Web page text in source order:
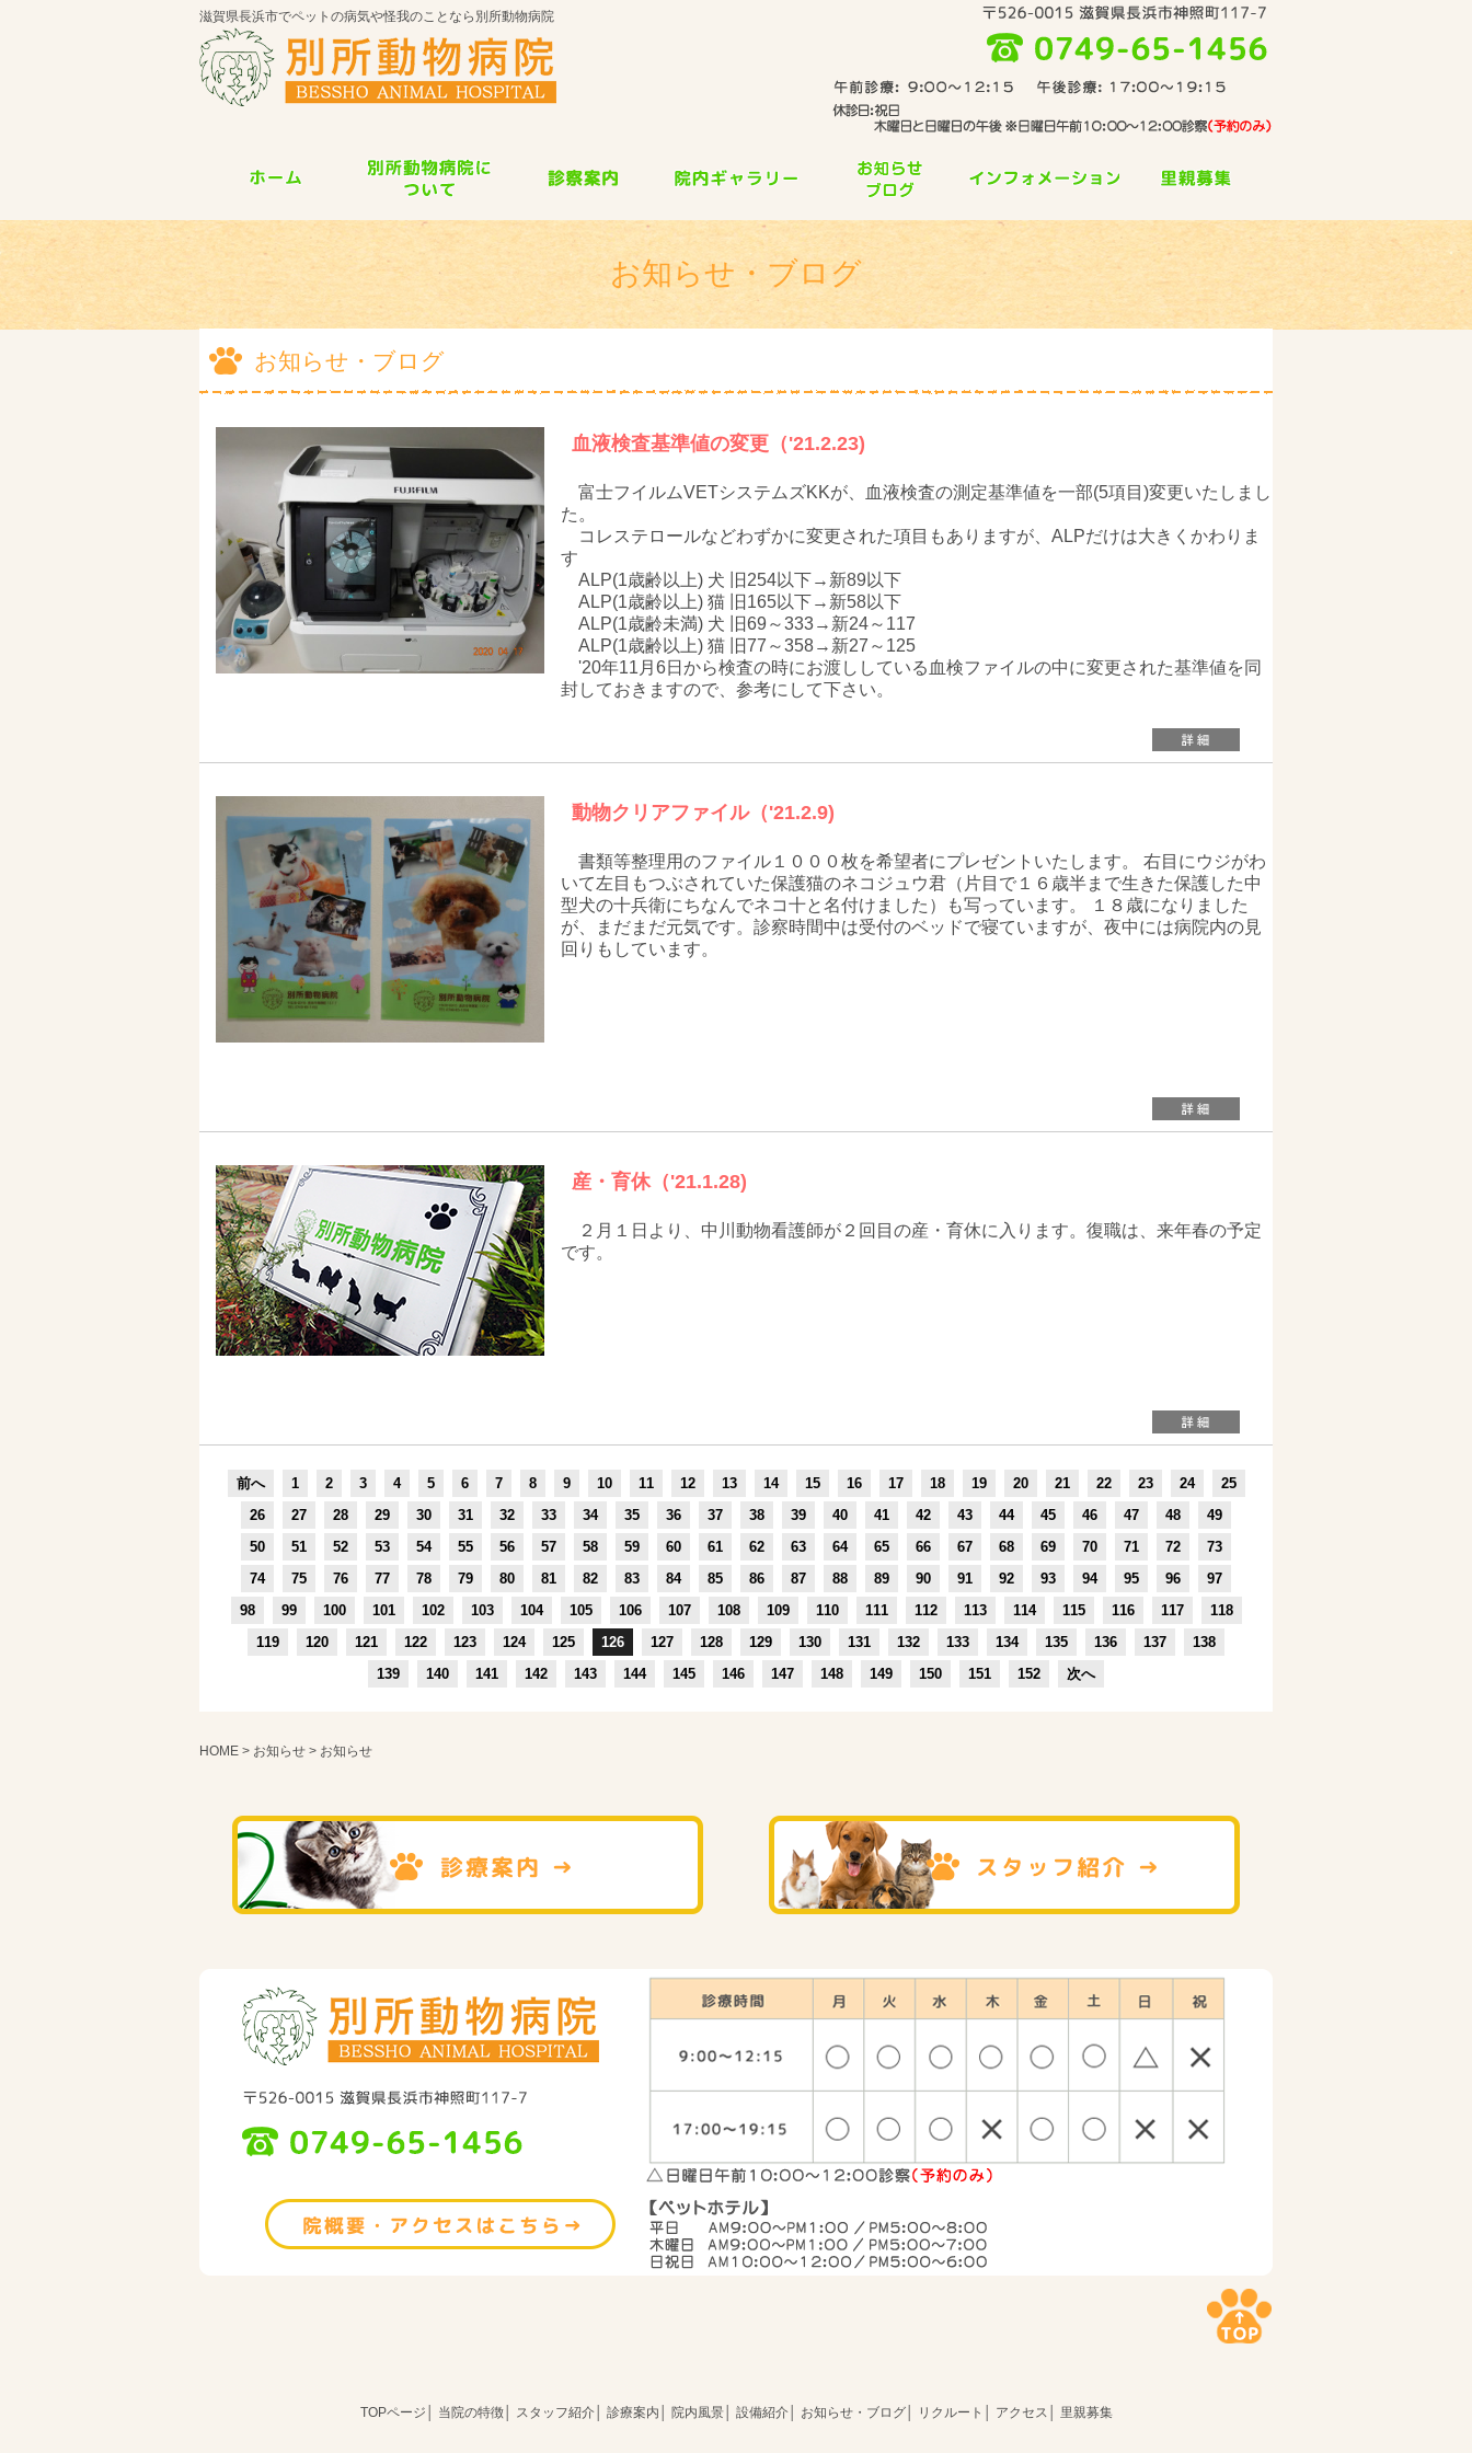
滋賀県長浜市でペットの病気や怪我のことなら別所動物病院
お知らせ・ブログ
お知らせ・ブログ
血液検査基準値の変更（'21.2.23)
富士フイルムVETシステムズKKが、血液検査の測定基準値を一部(5項目)変更いたしまし
た。
コレステロールなどわずかに変更された項目もありますが、ALPだけは大きくかわりま
す
ALP(1歳齢以上) 犬 旧254以下→新89以下
ALP(1歳齢以上) 猫 旧165以下→新58以下
ALP(1歳齢未満) 犬 旧69～333→新24～117
ALP(1歳齢以上) 猫 旧77～358→新27～125
'20年11月6日から検査の時にお渡ししている血検ファイルの中に変更された基準値を同
封しておきますので、参考にして下さい。
動物クリアファイル（'21.2.9)
書類等整理用のファイル１０００枚を希望者にプレゼントいたします。 右目にウジがわ
いて左目もつぶされていた保護猫のネコジュウ君（片目で１６歳半まで生きた保護した中
型犬の十兵衛にちなんでネコ十と名付けました）も写っています。 １８歳になりました
が、まだまだ元気です。診察時間中は受付のベッドで寝ていますが、夜中には病院内の見
回りもしています。
産・育休（'21.1.28)
２月１日より、中川動物看護師が２回目の産・育休に入ります。復職は、来年春の予定
です。
前へ 1 2 3 4 5 6 7 8 9 10 11 12 13 14 15 16 17 18 19 20 21 22 23 24
25
26
27 28 29 30 31 32 33 34 35 36 37 38 39 40 41 42 43 44 45 46 47 48
49
50
51 52 53 54 55 56 57 58 59 60 61 62 63 64 65 66 67 68 69 70 71 72
73
74
75 76 77 78 79 80 81 82 83 84 85 86 87 88 89 90 91 92 93 94 95 96
97
98
99 100 101 102 103 104 105 106 107 108 109 110 111 112 113 114 115 116 117
118
119
120 121 122 123 124 125 126 127 128 129 130 131 132 133 134 135 136 137
138
139
140 141 142 143 144 145 146 147 148 149 150 151 152 次へ
HOME > お知らせ > お知らせ
TOPページ 当院の特徴│ スタッフ紹介│ 診療案内 院内風景│ 設備紹介│ お知らせ・ブログ│ リクルート アクセス 里親募集